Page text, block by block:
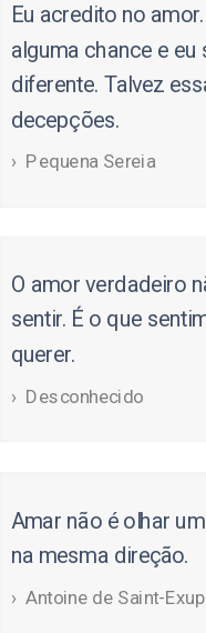
Eu acredito no
alguma chance e
diferente. Talvez
decepções.
Pequena Sereia
O amor verdadeiro
sentir. É o que
querer.
Desconhecido
Amar não é olhar
na mesma direção.
Antoine de Saint-